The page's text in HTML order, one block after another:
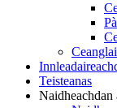
Teisteanas
Naidheachdan